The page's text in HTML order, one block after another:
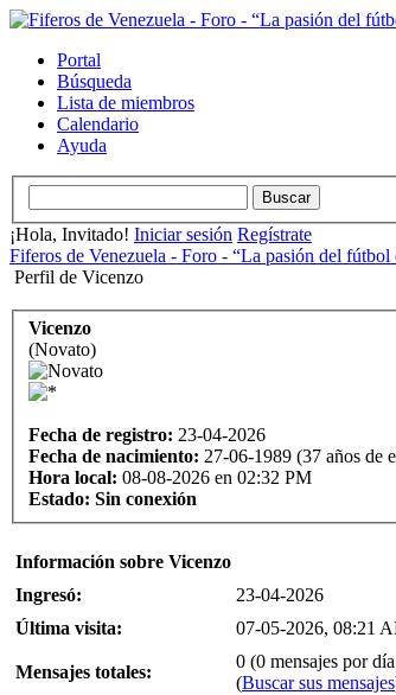
Portal
Búsqueda
Lista de miembros
Calendario
Ayuda
¡Hola, Invitado! Iniciar sesión Regístrate
Fiferos de Venezuela - Foro - “La pasión del fútbol
Perfil de Vicenzo
Vicenzo
(Novato)
Fecha de registro: 23-04-2026
Fecha de nacimiento: 27-06-1989 (37 años de
Hora local: 08-08-2026 en 02:32 PM
Estado: Sin conexión
Información sobre Vicenzo
Ingresó:
23-04-2026
Última visita:
07-05-2026, 08:21
Mensajes totales:
0 (0 mensajes por
(Buscar sus mensajes